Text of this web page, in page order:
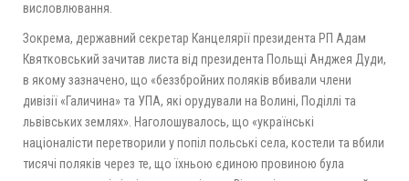
висловлювання.
Зокрема, державний секретар Канцелярії президента РП Адам
Квятковський зачитав листа від президента Польщі Анджея Дуди,
в якому зазначено, що «беззбройних поляків вбивали члени
дивізії «Галичина» та УПА, які орудували на Волині, Поділлі та
львівських землях». Наголошувалось, що «українські
націоналісти перетворили у попіл польські села, костели та вбили
тисячі поляків через те, що їхньою єдиною провиною була